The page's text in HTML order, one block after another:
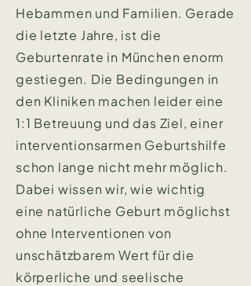
Hebammen und Familien. Gerade
die letzte Jahre, ist die
Geburtenrate in München enorm
gestiegen. Die Bedingungen in
den Kliniken machen leider eine
1:1 Betreuung und das Ziel, einer
interventionsarmen Geburtshilfe
schon lange nicht mehr möglich.
Dabei wissen wir, wie wichtig
eine natürliche Geburt möglichst
ohne Interventionen von
unschätzbarem Wert für die
körperliche und seelische